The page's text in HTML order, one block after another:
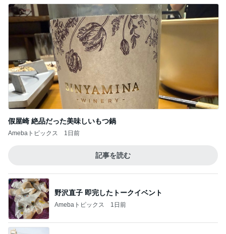
假屋崎 絶品だった美味しいもつ鍋
Amebaトピックス 1日前
記事を読む
野沢直子 即完したトークイベント
Amebaトピックス 1日前